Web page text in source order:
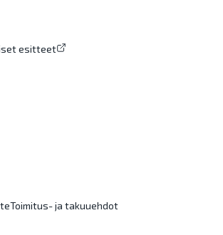
esitteet
Toimitus- ja takuuehdot